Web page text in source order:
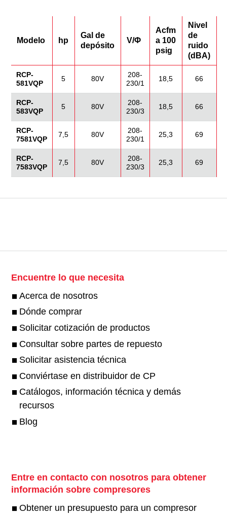
Modelo hp
Gal de
depósito
V/Φ
Acfm
a 100
psig
Nivel
de
ruido
(dBA)
RCP-
581VQP
5 80V
208-
230/1
18,5 66
RCP-
583VQP
5 80V
208-
230/3
18,5 66
RCP-
7581VQP
7,5 80V
208-
230/1
25,3 69
RCP-
7583VQP
7,5 80V
208-
230/3
25,3 69
Encuentre lo que necesita
Acerca de nosotros
Dónde comprar
Solicitar cotización de productos
Consultar sobre partes de repuesto
Solicitar asistencia técnica
Conviértase en distribuidor de CP
Catálogos, información técnica y demás
recursos
Blog
Entre en contacto con nosotros para obtener
información sobre compresores
Obtener un presupuesto para un compresor